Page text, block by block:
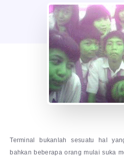
Terminal bukanlah sesuatu hal
bahkan beberapa orang mulai suka